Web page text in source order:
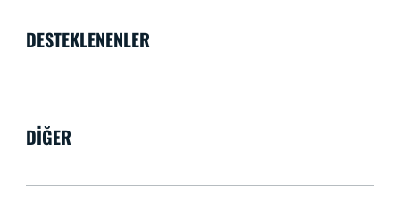
DESTEKLENENLER
DIĞER